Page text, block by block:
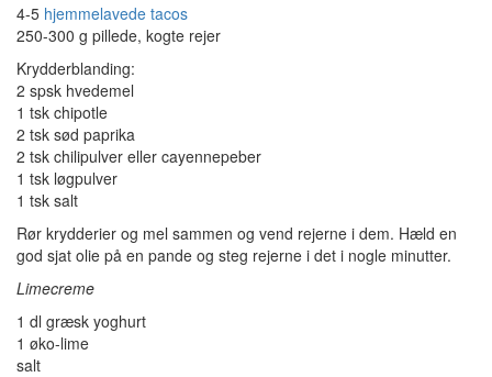
4-5 hjemmelavede tacos
250-300 g pillede, kogte rejer
Krydderblanding:
2 spsk hvedemel
1 tsk chipotle
2 tsk sød paprika
2 tsk chilipulver eller cayennepeber
1 tsk løgpulver
1 tsk salt
Rør krydderier og mel sammen og vend rejerne i dem. Hæld en
god sjat olie på en pande og steg rejerne i det i nogle minutter.
Limecreme
1 dl græsk yoghurt
1 øko-lime
salt